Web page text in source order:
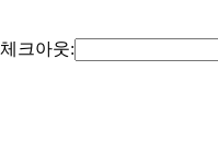
체크아웃: